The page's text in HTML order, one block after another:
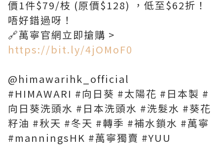
價1件$79/枝 (原價$128) ，低至$62折！
唔好錯過呀！
🔗萬寧官網立即搶購 >
https://bit.ly/4jOMoF0
@himawarihk_official
#HIMAWARI #向日葵 #太陽花 #日本製 #
向日葵洗頭水 #日本洗頭水 #洗髮水 #葵花
籽油 #秋天 #冬天 #轉季 #補水鎖水 #萬寧
#manningsHK #萬寧獨賣 #YUU